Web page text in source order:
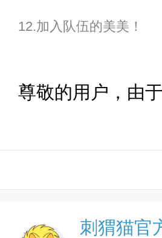
12.加入队伍的美美！
尊敬的用户，由
刺猬猫官